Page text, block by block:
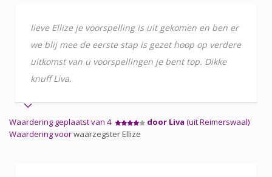
lieve Ellize je voorspelling is uit gekomen en ben er
we blij mee de eerste stap is gezet hoop op verdere
uitkomst van u voorspellingen je bent top. Dikke
knuff Liva.
Waardering geplaatst van 4 door Liva (uit Reimerswaal)
Waardering voorwaarzegster Ellize